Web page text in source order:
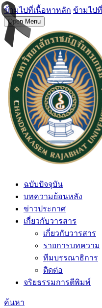
ข้ามไปที่เนื้อหาหลัก ข้ามไป
Open Menu
ฉบับปัจจุบัน
บทความย้อนหลัง
ข่าวประกาศ
เกี่ยวกับวารสาร
เกี่ยวกับวารสาร
รายการบทความ
ทีมบรรณาธิการ
ติดต่อ
จริยธรรมการตีพิมพ์
ค้นหา